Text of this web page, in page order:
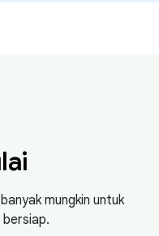
mungkin untuk